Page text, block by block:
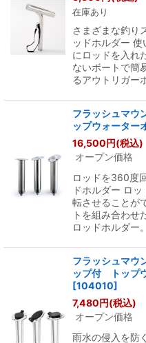
在庫あり
さまざまな釣り
ッドホルダー
にロッドを入れ
ないボートで簡
るアウトリガー
フラッシュマウ
ップウォーター
16,500円(税込)
オープン価格
ロッドを360度
ドホルダー ロ
転させることが
トを組み合わせ
ロッドホルダー
フラッシュマウ
ップ付 トップ
[104010]
7,480円(税込)
オープン価格
雨水の侵入を防